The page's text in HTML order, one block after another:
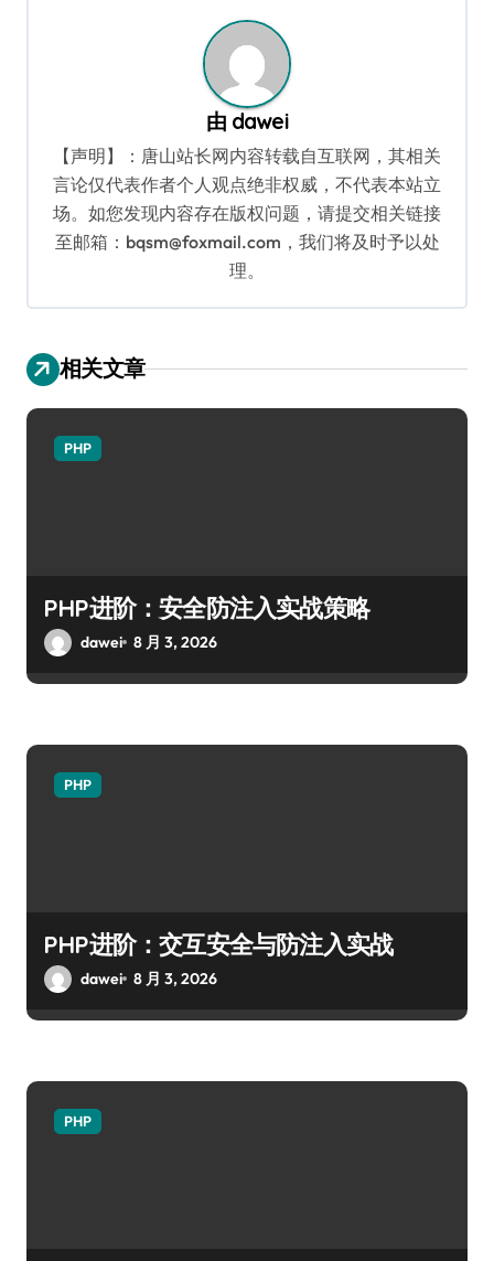
由 dawei
【声明】：唐山站长网内容转载自互联网，其相关
言论仅代表作者个人观点绝非权威，不代表本站立
场。如您发现内容存在版权问题，请提交相关链接
至邮箱：bqsm@foxmail.com，我们将及时予以处
理。
相关文章
PHP
PHP进阶：安全防注入实战策略
dawei 8 月 3, 2026
PHP
PHP进阶：交互安全与防注入实战
dawei 8 月 3, 2026
PHP